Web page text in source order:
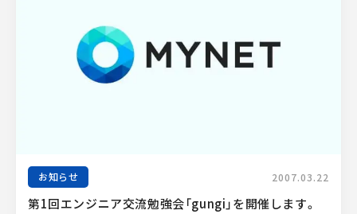
お知らせ 2007.03.22
第1回エンジニア交流勉強会「gungi」を開催します。